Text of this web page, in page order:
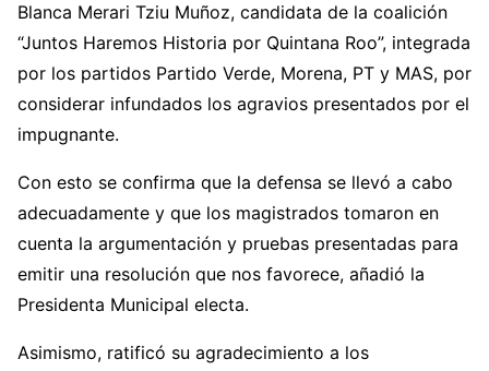
Blanca Merari Tziu Muñoz, candidata de la coalición
“Juntos Haremos Historia por Quintana Roo”, integrada
por los partidos Partido Verde, Morena, PT y MAS, por
considerar infundados los agravios presentados por el
impugnante.
Con esto se confirma que la defensa se llevó a cabo
adecuadamente y que los magistrados tomaron en
cuenta la argumentación y pruebas presentadas para
emitir una resolución que nos favorece, añadió la
Presidenta Municipal electa.
Asimismo, ratificó su agradecimiento a los